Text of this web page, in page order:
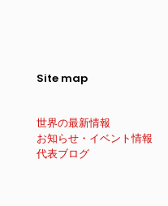
Site map
世界の最新情報
お知らせ・イベント情報
代表ブログ